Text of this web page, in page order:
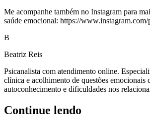
Me acompanhe também no Instagram para
saúde emocional: https://www.instagram.com/
B
Beatriz Reis
Psicanalista com atendimento online.
clínica e acolhimento de questões emocionais
autoconhecimento e dificuldades nos
Continue lendo